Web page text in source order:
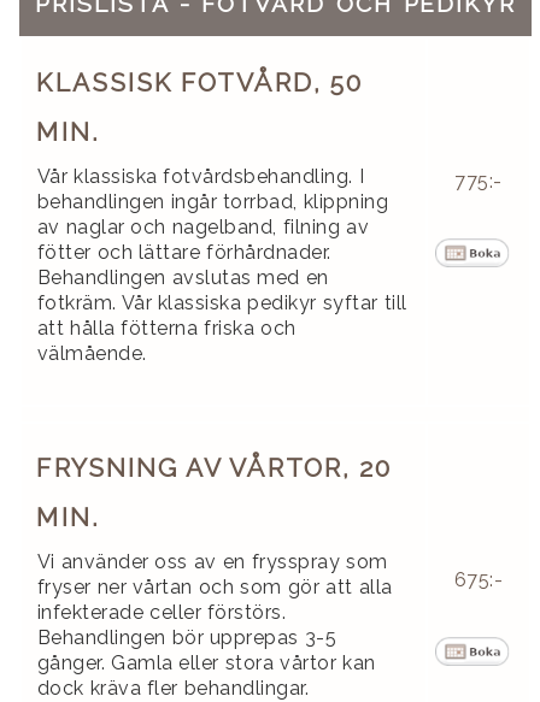
KLASSISK FOTVÅRD, 50
MIN.
Vår klassiska fotvårdsbehandling. I
behandlingen ingår torrbad, klippning
av naglar och nagelband, filning av
fötter och lättare förhårdnader.
Behandlingen avslutas med en
fotkräm. Vår klassiska pedikyr syftar till
att hålla fötterna friska och
välmående.
775:-
FRYSNING AV VÅRTOR, 20
MIN.
Vi använder oss av en frysspray som
fryser ner vårtan och som gör att alla
infekterade celler förstörs.
Behandlingen bör upprepas 3-5
gånger. Gamla eller stora vårtor kan
dock kräva fler behandlingar.
675:-